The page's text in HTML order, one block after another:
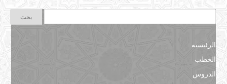
الرئيسية
الخطب
الدروس